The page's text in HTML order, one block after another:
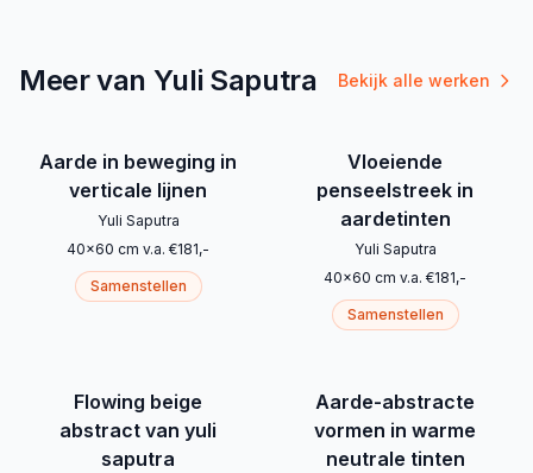
Meer van Yuli Saputra Bekijk alle werken
Aarde in beweging in
verticale lijnen
Yuli Saputra
40x60 cm v.a. €181,-
Samenstellen
Vloeiende
penseelstreek in
aardetinten
Yuli Saputra
40x60 cm v.a. €181,-
Samenstellen
Flowing beige
abstract van yuli
saputra
Aarde-abstracte
vormen in warme
neutrale tinten